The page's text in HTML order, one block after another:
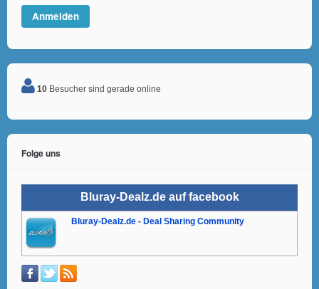
10 Besucher sind gerade online
Folge uns
Bluray-Dealz.de auf facebook
Bluray-Dealz.de - Deal Sharing Community